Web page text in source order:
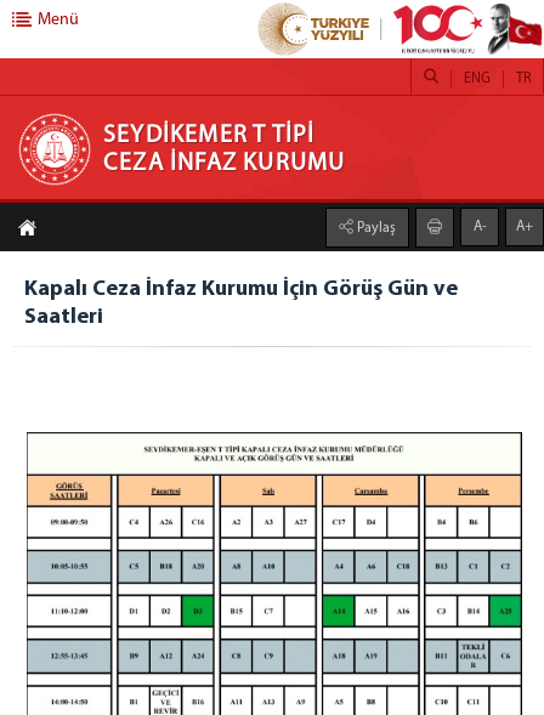
SEYDİKEMER T TİPİ CEZA İNFAZ KURUMU
ANASAYFA
KURUMUMUZ
Kapalı Ceza İnfaz Kurumu
Açık Ceza İnfaz Kurumu
Psiko-Sosyal Servis
Sağlık Servisi
Eğitim ve Öğretim Servisi
İşyurdu Servisi
Teknik Servis
Yardımcı Hizmetler Servisi
Birimler
Mektup Okuma
Menü
SEYDİKEMER T TİPİ
CEZA İNFAZ KURUMU
TR
ENG
Paylaş A- A+
Kapalı Ceza İnfaz Kurumu İçin Görüş Gün ve
Saatleri